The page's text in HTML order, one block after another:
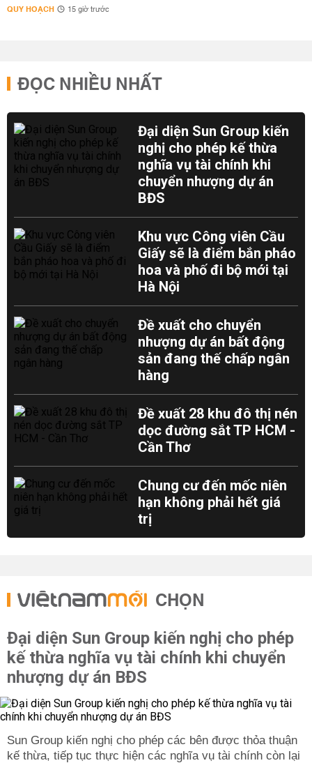
QUY HOẠCH 15 giờ trước
ĐỌC NHIỀU NHẤT
Đại diện Sun Group kiến
nghị cho phép kế thừa
nghĩa vụ tài chính khi
chuyển nhượng dự án
BĐS
Khu vực Công viên Cầu
Giấy sẽ là điểm bắn pháo
hoa và phố đi bộ mới tại
Hà Nội
Đề xuất cho chuyển
nhượng dự án bất động
sản đang thế chấp ngân
hàng
Đề xuất 28 khu đô thị nén
dọc đường sắt TP HCM -
Cần Thơ
Chung cư đến mốc niên
hạn không phải hết giá
trị
CHỌN
Đại diện Sun Group kiến nghị cho phép
kế thừa nghĩa vụ tài chính khi chuyển
nhượng dự án BĐS
Sun Group kiến nghị cho phép các bên được thỏa thuận
kế thừa, tiếp tục thực hiện các nghĩa vụ tài chính còn lại